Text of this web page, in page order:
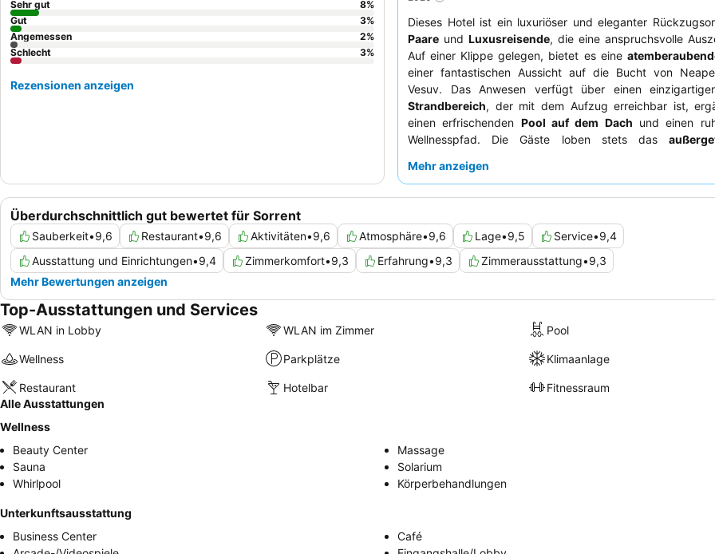
Dieses Hotel ist ein luxuriöser und eleganter
Paare und Luxusreisende, die eine anspruchsvolle
Auf einer Klippe gelegen, bietet es eine
einer fantastischen Aussicht auf die Bucht von
Vesuv. Das Anwesen verfügt über einen
Strandbereich, der mit dem Aufzug erreichbar ist,
einen erfrischenden Pool auf dem Dach und einen
Wellnesspfad. Die Gäste loben stets das
Auswahl an frischen Speisen bietet. Für ein noch
Mehr anzeigen
Überdurchschnittlich gut bewertet für Sorrent
Sauberkeit•9,6 Restaurant•9,6 Aktivitäten•9,6 Atmosphäre•9,6 Lage•9,5 Service•9,4
Ausstattung und Einrichtungen•9,4 Zimmerkomfort•9,3 Erfahrung•9,3 Zimmerausstattung•9,3
Mehr Bewertungen anzeigen
Sehr gut
8%
Gut
3%
Angemessen
2%
Schlecht
3%
Rezensionen anzeigen
Top-Ausstattungen und Services
WLAN in Lobby WLAN im Zimmer Pool
Wellness Parkplätze Klimaanlage
Restaurant Hotelbar
Fitnessraum
Alle Ausstattungen
Wellness
Beauty Center
Massage
Sauna
Solarium
Whirlpool
Körperbehandlungen
Unterkunftsausstattung
Business Center
Café